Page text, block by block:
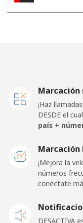
United
Línea fija
Premium
All country ⁦1.5¢⁩
Marcación
¡Haz
DESDE el
país +
Marcación
¡Mejora la
números
conéctate
DESACTIVA